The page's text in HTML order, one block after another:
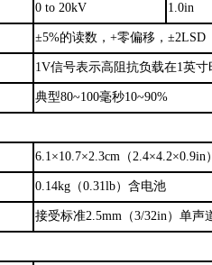
0 to 20kV 1.0in
±5%的读数，+零偏移，±2LSD
1V信号表示高阻抗负载在1英寸
典型80~100毫秒10~90%
6.1×10.7×2.3cm（2.4×4.2×0.9in）
0.14kg（0.31lb）含电池
接受标准2.5mm（3/32in）单声